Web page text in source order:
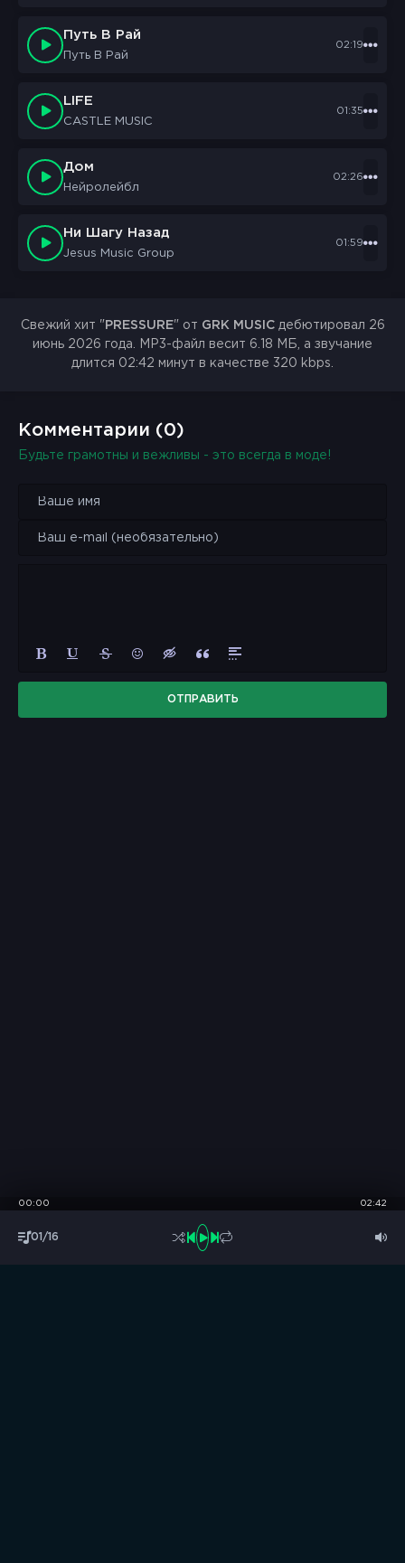
Путь В Рай
Путь В Рай
02:19
LIFE
CASTLE MUSIC
01:35
Дом
Нейролейбл
02:26
Ни Шагу Назад
Jesus Music Group
01:59
Свежий хит " PRESSURE" от GRK MUSICдебютировал 26
июнь 2026 года. MP3-файл весит 6.18 МБ, а звучание
длится 02:42 минут в качестве 320 kbps.
Комментарии (0)
Будьте грамотны и вежливы - это всегда в моде!
ОТПРАВИТЬ
01/16
00:00 02:42